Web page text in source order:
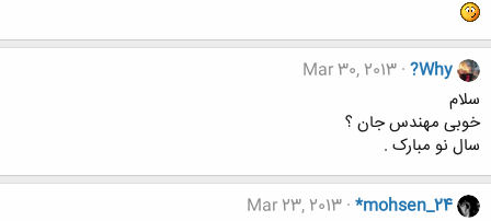
?Why
Mar 30, 2013
سلام
خوبی مهندس جان ؟
سال نو مبارک .
*mohsen_24
Mar 23, 2013